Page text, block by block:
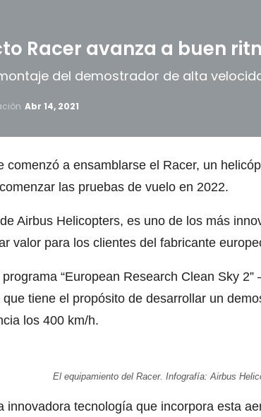
Racer avanza a buen
del demostrador de alta
Abr 14, 2021
comenzó a ensamblarse el Racer, un
las pruebas de vuelo en 2022.
Airbus Helicopters, es uno de los más
valor para los clientes del fabricante
“European Research Clean Sky
tiene el propósito de desarrollar un
los 400 km/h.
El equipamiento del Racer. Infografía: Airbus
innovadora tecnología que incorpora esta